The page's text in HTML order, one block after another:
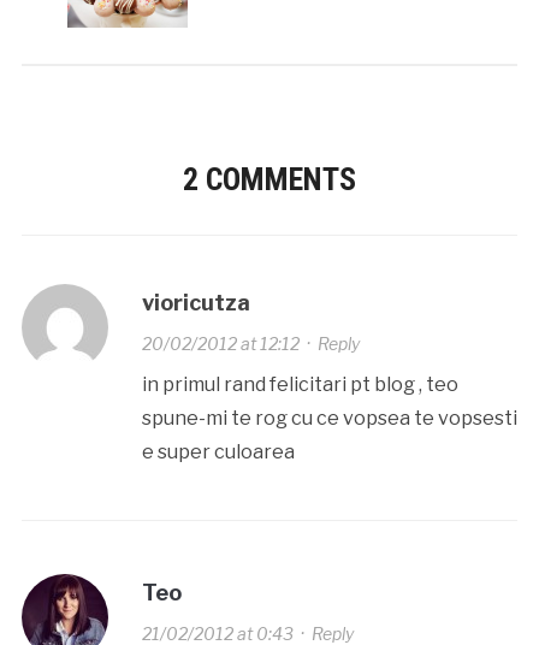
2 COMMENTS
vioricutza
20/02/2012 at 12:12· Reply
in primul rand felicitari pt blog , teo
spune-mi te rog cu ce vopsea te vopsesti
e super culoarea
Teo
21/02/2012 at 0:43· Reply